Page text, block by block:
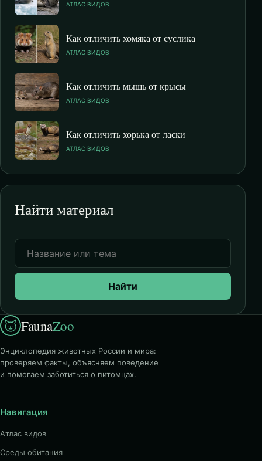
АТЛАС ВИДОВ
Как отличить хомяка от суслика
АТЛАС ВИДОВ
Как отличить мышь от крысы
АТЛАС ВИДОВ
Как отличить хорька от ласки
АТЛАС ВИДОВ
Найти материал
Найти
FaunaZoo
Энциклопедия животных России и мира:
проверяем факты, объясняем поведение
и помогаем заботиться о питомцах.
Навигация
Атлас видов
Среды обитания